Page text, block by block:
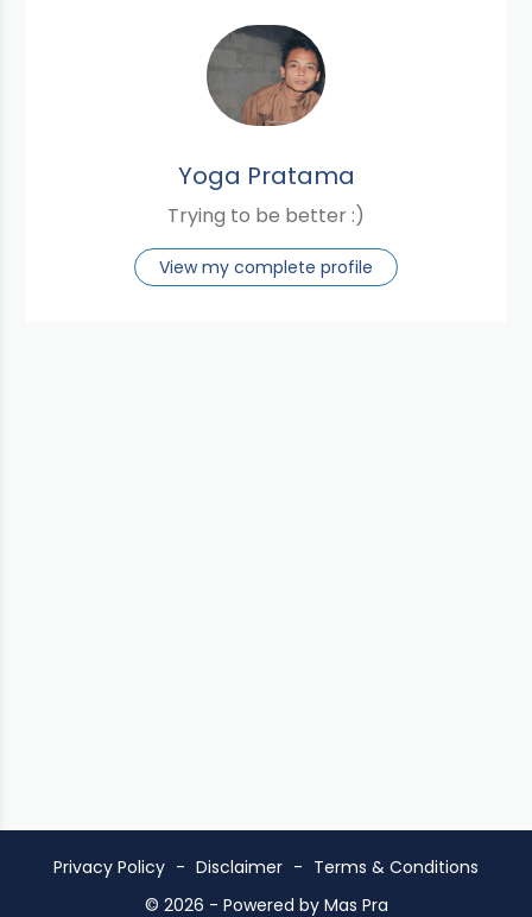
Yoga Pratama
Trying to be better :)
View my complete profile
Privacy Policy Disclaimer
Terms & Conditions
© 2026 - Powered by Mas Pra